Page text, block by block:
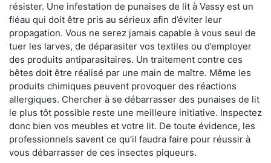
résister. Une infestation de punaises de lit à Vassy est un
fléau qui doit être pris au sérieux afin d’éviter leur
propagation. Vous ne serez jamais capable à vous seul de
tuer les larves, de déparasiter vos textiles ou d’employer
des produits antiparasitaires. Un traitement contre ces
bêtes doit être réalisé par une main de maître. Même les
produits chimiques peuvent provoquer des réactions
allergiques. Chercher à se débarrasser des punaises de lit
le plus tôt possible reste une meilleure initiative. Inspectez
donc bien vos meubles et votre lit. De toute évidence, les
professionnels savent ce qu’il faudra faire pour réussir à
vous débarrasser de ces insectes piqueurs.